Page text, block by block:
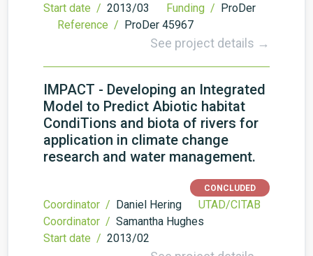
Start date / 2013/03 Funding / ProDer
Reference / ProDer 45967
See project details →
IMPACT - Developing an Integrated
Model to Predict Abiotic habitat
CondiTions and biota of rivers for
application in climate change
research and water management.
CONCLUDED
Coordinator / Daniel Hering
UTAD/CITAB
Coordinator / Samantha Hughes
Start date / 2013/02